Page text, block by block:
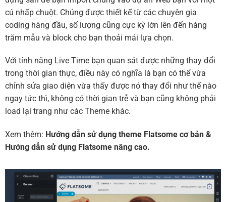
cú nhấp chuột. Chúng được thiết kế từ các chuyên gia
coding hàng đầu, số lượng cũng cực kỳ lớn lên đến hàng
trăm mẫu và block cho bạn thoải mái lựa chọn.
Với tính năng Live Time bạn quan sát được những thay đổi
trong thời gian thực, điều này có nghĩa là bạn có thể vừa
chỉnh sửa giao diện vừa thấy được nó thay đổi như thế nào
ngay tức thì, không có thời gian trễ và bạn cũng không phải
load lại trang như các Theme khác.
Xem thêm: Hướng dẫn sử dụng theme Flatsome cơ bản &
Hướng dẫn sử dụng Flatsome nâng cao.